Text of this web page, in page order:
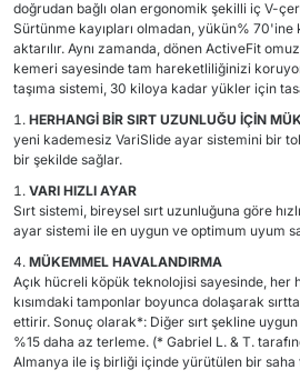
doğrudan bağlı olan ergonomik şekilli iç V-
Sürtünme kayıpları olmadan, yükün% 70'ine
aktarılır. Aynı zamanda, dönen ActiveFit
kemeri sayesinde tam hareketliliğinizi
taşıma sistemi, 30 kiloya kadar yükler için
HERHANGİ BİR SIRT UZUNLUĞU İÇİN
yeni kademesiz VariSlide ayar sistemini bir
bir şekilde sağlar.
VARI HIZLI AYAR
Sırt sistemi, bireysel sırt uzunluğuna göre
ayar sistemi ile en uygun ve optimum uyum
MÜKEMMEL HAVALANDIRMA
Açık hücreli köpük teknolojisi sayesinde, her
kısımdaki tamponlar boyunca dolaşarak
ettirir. Sonuç olarak*: Diğer sırt şekline
%15 daha az terleme. (* Gabriel L. & T.
Almanya ile iş birliği içinde yürütülen bir saha